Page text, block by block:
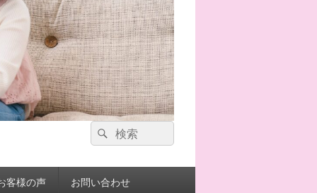
検
索:
検
索
客様の声 お問い合わせ